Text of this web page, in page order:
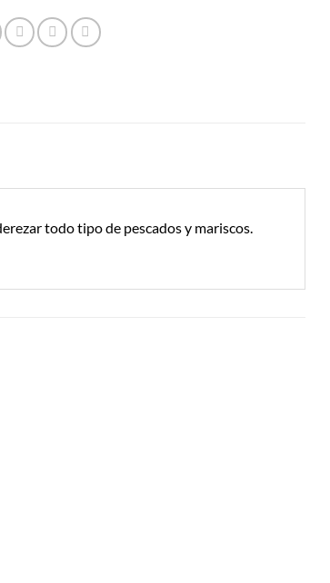
todo tipo de pescados y mariscos.